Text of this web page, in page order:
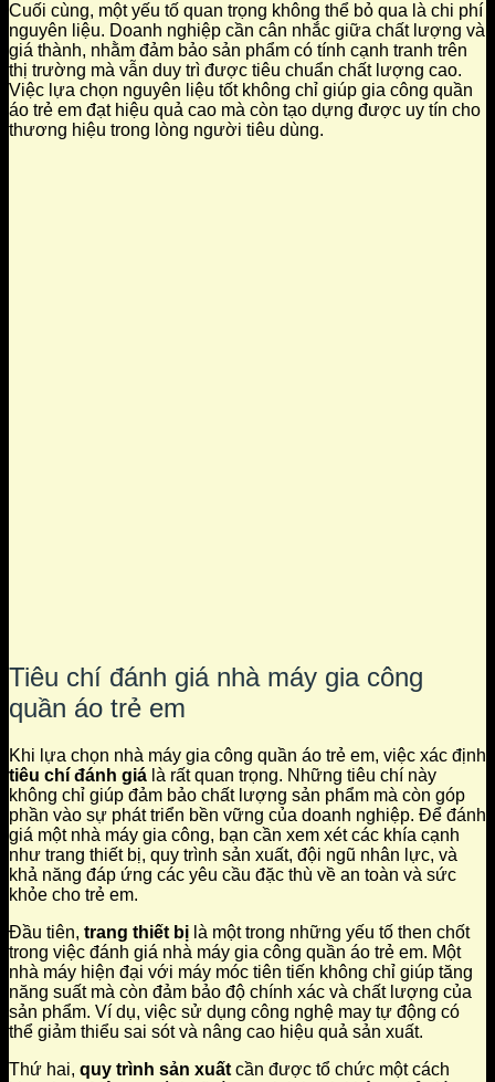
Cuối cùng, một yếu tố quan trọng không thể bỏ qua là chi phí
nguyên liệu. Doanh nghiệp cần cân nhắc giữa chất lượng và
giá thành, nhằm đảm bảo sản phẩm có tính cạnh tranh trên
thị trường mà vẫn duy trì được tiêu chuẩn chất lượng cao.
Việc lựa chọn nguyên liệu tốt không chỉ giúp gia công quần
áo trẻ em đạt hiệu quả cao mà còn tạo dựng được uy tín cho
thương hiệu trong lòng người tiêu dùng.
Tiêu chí đánh giá nhà máy gia công
quần áo trẻ em
Khi lựa chọn nhà máy gia công quần áo trẻ em, việc xác định
tiêu chí đánh giá là rất quan trọng. Những tiêu chí này
không chỉ giúp đảm bảo chất lượng sản phẩm mà còn góp
phần vào sự phát triển bền vững của doanh nghiệp. Để đánh
giá một nhà máy gia công, bạn cần xem xét các khía cạnh
như trang thiết bị, quy trình sản xuất, đội ngũ nhân lực, và
khả năng đáp ứng các yêu cầu đặc thù về an toàn và sức
khỏe cho trẻ em.
Đầu tiên, trang thiết bị là một trong những yếu tố then chốt
trong việc đánh giá nhà máy gia công quần áo trẻ em. Một
nhà máy hiện đại với máy móc tiên tiến không chỉ giúp tăng
năng suất mà còn đảm bảo độ chính xác và chất lượng của
sản phẩm. Ví dụ, việc sử dụng công nghệ may tự động có
thể giảm thiểu sai sót và nâng cao hiệu quả sản xuất.
Thứ hai, quy trình sản xuất cần được tổ chức một cách